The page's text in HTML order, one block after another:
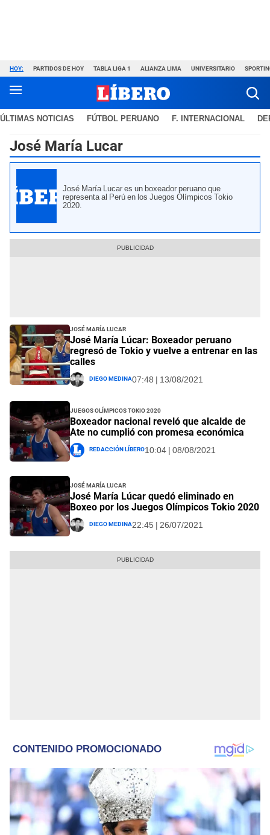
HOY: PARTIDOS DE HOY TABLA LIGA 1 ALIANZA LIMA UNIVERSITARIO
ÚLTIMAS NOTICIAS FÚTBOL PERUANO F. INTERNACIONAL
José María Lucar
José María Lucar es un boxeador peruano que
representa al Perú en los Juegos Olímpicos Tokio
2020.
José María Lucar
José María Lúcar: Boxeador peruano
regresó de Tokio y vuelve a entrenar en las
calles
Diego Medina07:48 | 13/08/2021
Juegos Olímpicos Tokio 2020
Boxeador nacional reveló que alcalde de
Ate no cumplió con promesa económica
Redacción Líbero10:04 | 08/08/2021
José María Lucar
José María Lúcar quedó eliminado en
Boxeo por los Juegos Olímpicos Tokio 2020
Diego Medina22:45 | 26/07/2021